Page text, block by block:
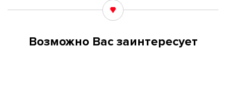
Возможно Вас заинтересует